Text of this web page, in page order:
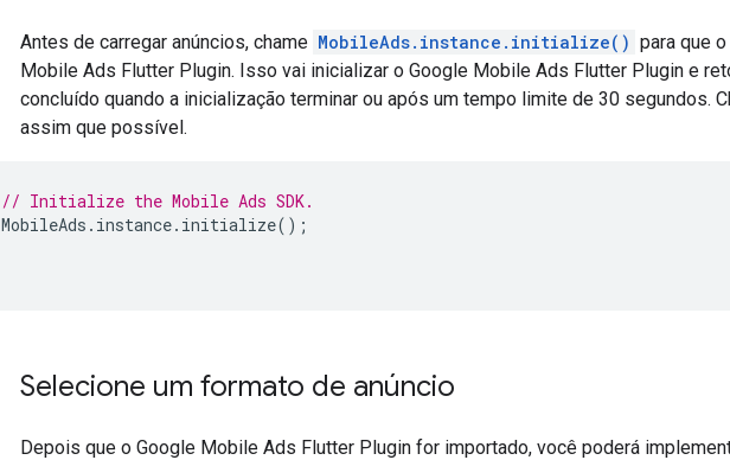
Antes de carregar anúncios, chame MobileAds.instance.initialize() para que
Mobile Ads Flutter Plugin. Isso vai inicializar o Google Mobile Ads Flutter Plugin e
concluído quando a inicialização terminar ou após um tempo limite de 30 segundos.
assim que possível.
// Initialize the Mobile Ads SDK.
MobileAds . instance. initialize();
Selecione um formato de anúncio
Depois que o Google Mobile Ads Flutter Plugin for importado, você poderá